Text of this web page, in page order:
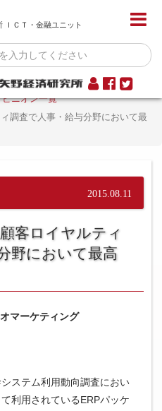
ＩＣＴ・金融ユニット
ピニオン一覧
調査で人事・給与分野において最
2015.08.11
客ロイヤルティ
野において最高
マーケティング
ステム利用動向調査におい
利用されているERPパッケ